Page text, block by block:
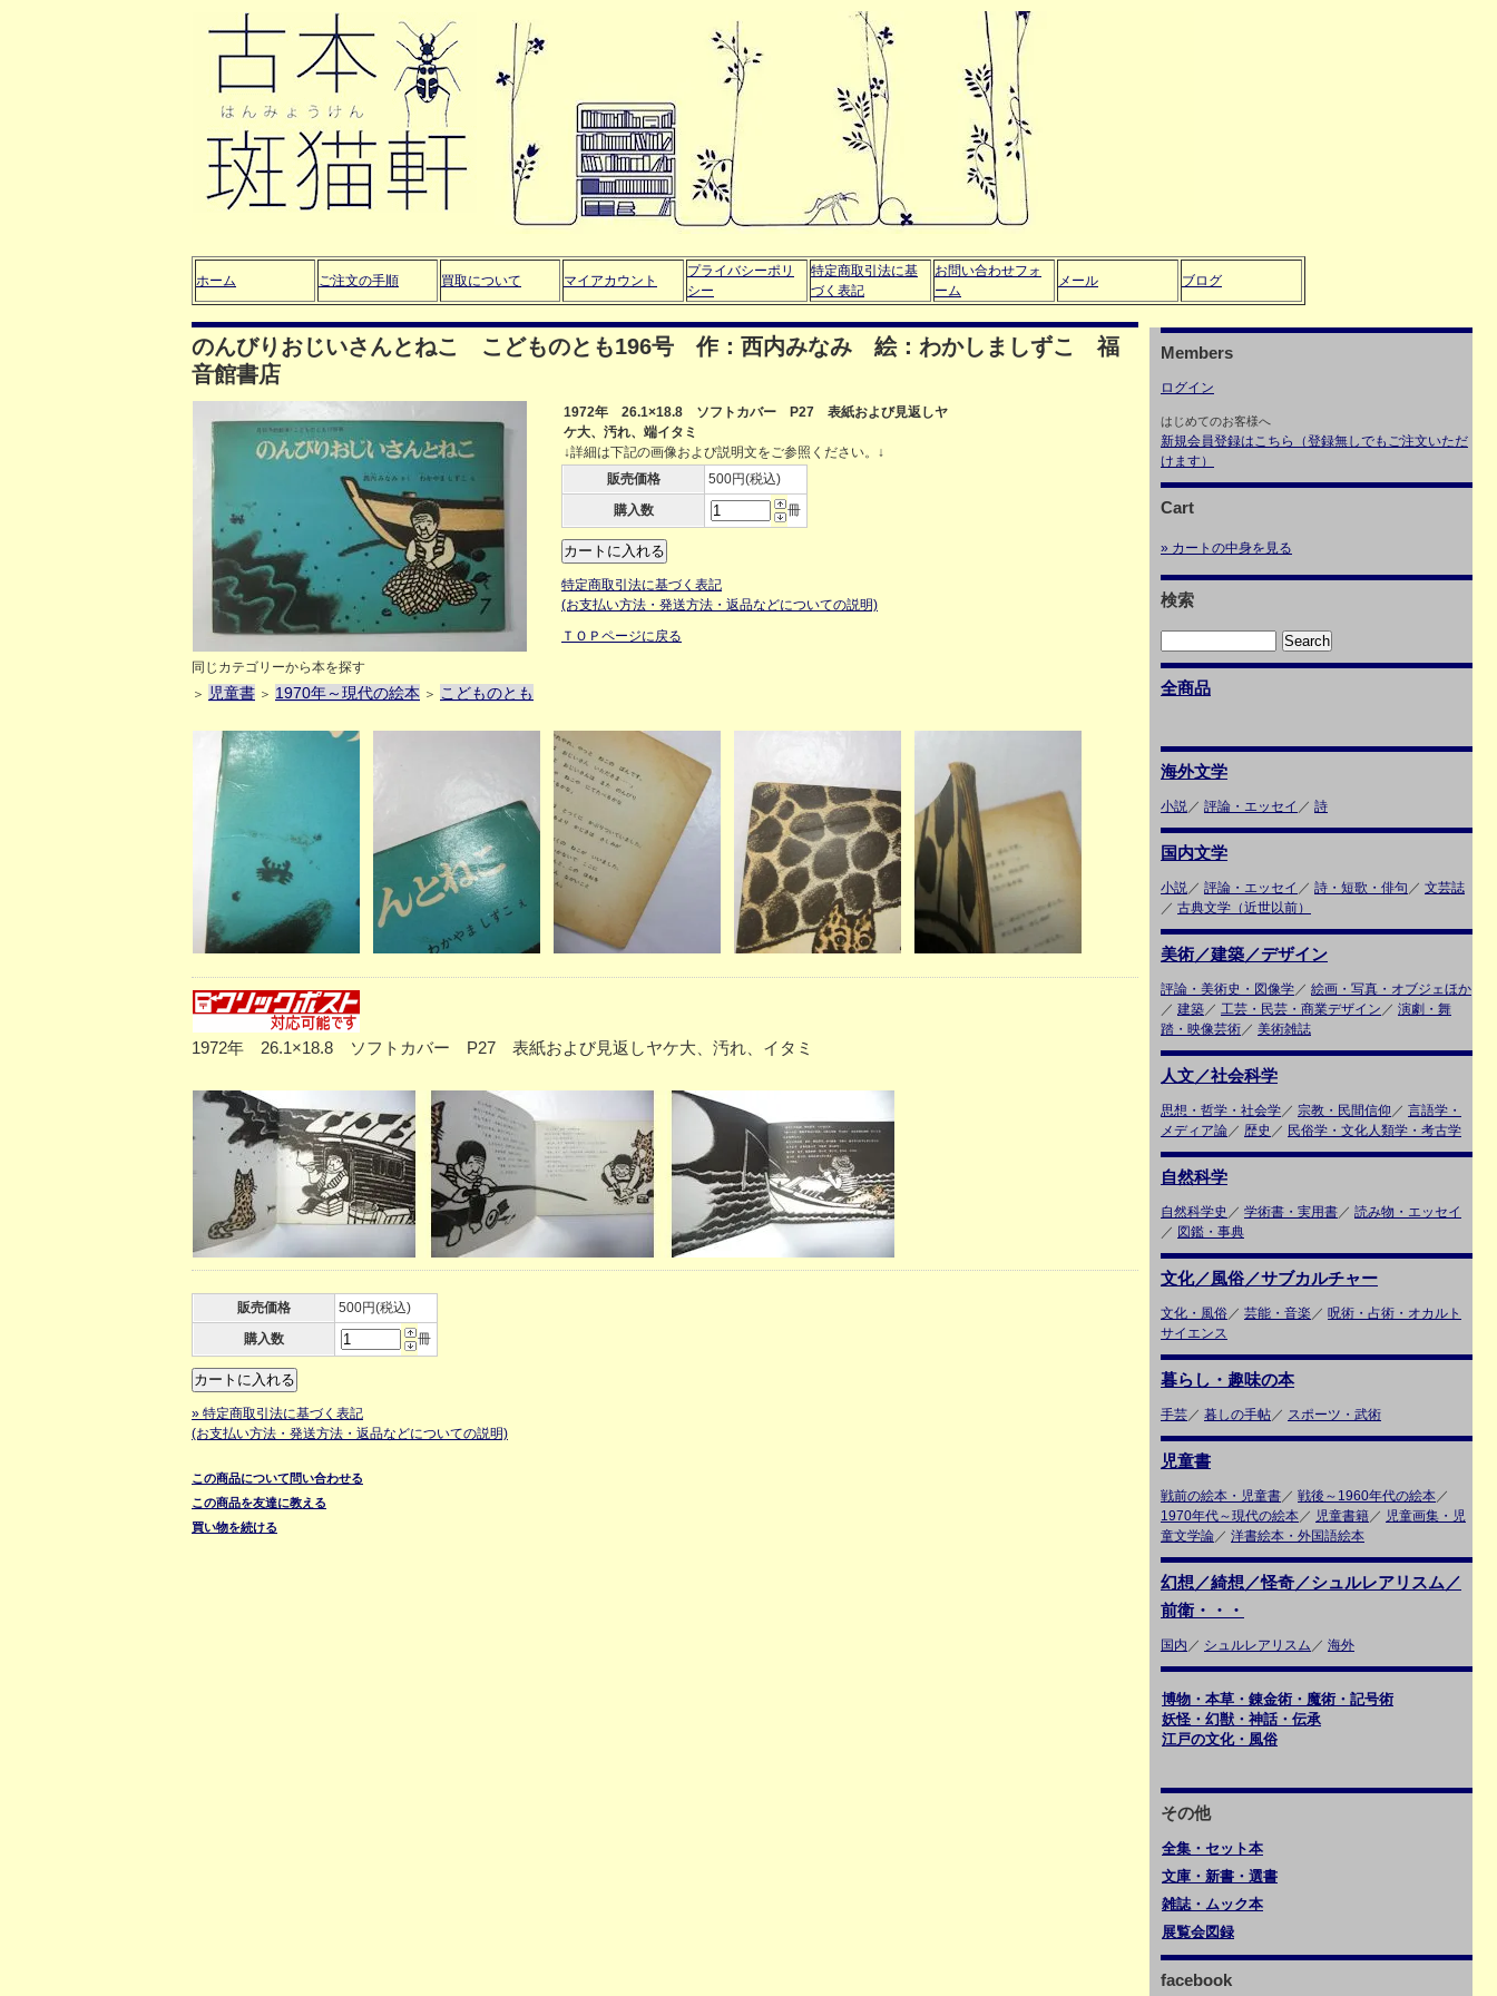
ホーム ご注文の手順 買取について マイアカウント
プライバシーポリ
シー
特定商取引法に基
づく表記
お問い合わせフォ
ーム
メール ブログ
のんびりおじいさんとねこ こどものとも196号 作：西内みなみ 絵：わかしましずこ 福
音館書店
1972年 26.1×18.8 ソフトカバー P27 表紙および見返しヤ
ケ大、汚れ、端イタミ
↓詳細は下記の画像および説明文をご参照ください。↓
販売価格
500円(税込)
購入数
冊
特定商取引法に基づく表記
(お支払い方法・発送方法・返品などについての説明)
ＴＯＰページに戻る
同じカテゴリーから本を探す
＞ 児童書 ＞ 1970年～現代の絵本 ＞ こどものとも
1972年 26.1×18.8 ソフトカバー P27 表紙および見返しヤケ大、汚れ、イタミ
販売価格
500円(税込)
購入数
冊
» 特定商取引法に基づく表記
(お支払い方法・発送方法・返品などについての説明)
この商品について問い合わせる
この商品を友達に教える
買い物を続ける
Members
ログイン
はじめてのお客様へ
新規会員登録はこちら（登録無しでもご注文いただ
けます）
Cart
» カートの中身を見る
検索
全商品
海外文学
小説／ 評論・エッセイ ／ 詩
国内文学
小説／ 評論・エッセイ ／ 詩・短歌・俳句 ／ 文芸誌
／ 古典文学（近世以前）
美術／建築／デザイン
評論・美術史・図像学／ 絵画・写真・オブジェほか
／ 建築／ 工芸・民芸・商業デザイン ／ 演劇・舞
踏・映像芸術／ 美術雑誌
人文／社会科学
思想・哲学・社会学／ 宗教・民間信仰 ／ 言語学・
メディア論／ 歴史 ／ 民俗学・文化人類学・考古学
自然科学
自然科学史 ／ 学術書・実用書／ 読み物・エッセイ
／ 図鑑・事典
文化／風俗／サブカルチャー
文化・風俗／ 芸能・音楽 ／ 呪術・占術・オカルト
サイエンス
暮らし・趣味の本
手芸／ 暮しの手帖／ スポーツ・武術
児童書
戦前の絵本・児童書／ 戦後～1960年代の絵本／
1970年代～現代の絵本／ 児童書籍／ 児童画集・児
童文学論／ 洋書絵本・外国語絵本
幻想／綺想／怪奇／シュルレアリスム／
前衛・・・
国内 ／ シュルレアリスム ／ 海外
博物・本草・錬金術・魔術・記号術
妖怪・幻獣・神話・伝承
江戸の文化・風俗
その他
全集・セット本
文庫・新書・選書
雑誌・ムック本
展覧会図録
facebook